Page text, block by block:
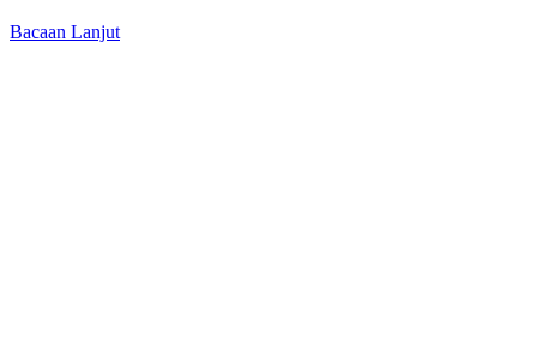
Bacaan Lanjut